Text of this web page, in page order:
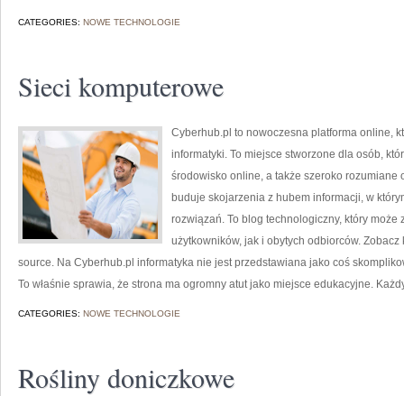
CATEGORIES: NOWE TECHNOLOGIE
Sieci komputerowe
Cyberhub.pl to nowoczesna platforma online,
informatyki. To miejsce stworzone dla osób,
środowisko online, a także szeroko
buduje skojarzenia z hubem informacji, w
rozwiązań. To blog technologiczny, który
użytkowników, jak i obytych odbiorców.
source. Na Cyberhub.pl informatyka nie jest przedstawiana jako coś
To właśnie sprawia, że strona ma ogromny atut jako miejsce edukacyjne.
CATEGORIES: NOWE TECHNOLOGIE
Rośliny doniczkowe